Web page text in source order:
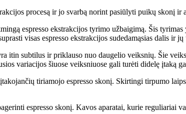
espresso ekstrakcijos tyrimo užbaigimą. Šis
visas espresso ekstrakcijos sudedamąsias dalis ir
itin subtilus ir priklauso nuo daugelio veiksnių. Šie
variacijos šiuose veiksniuose gali turėti didelę įtaką
tiriamojo espresso skonį. Skirtingi tirpumo
espresso skonį. Kavos aparatai, kurie reguliariai